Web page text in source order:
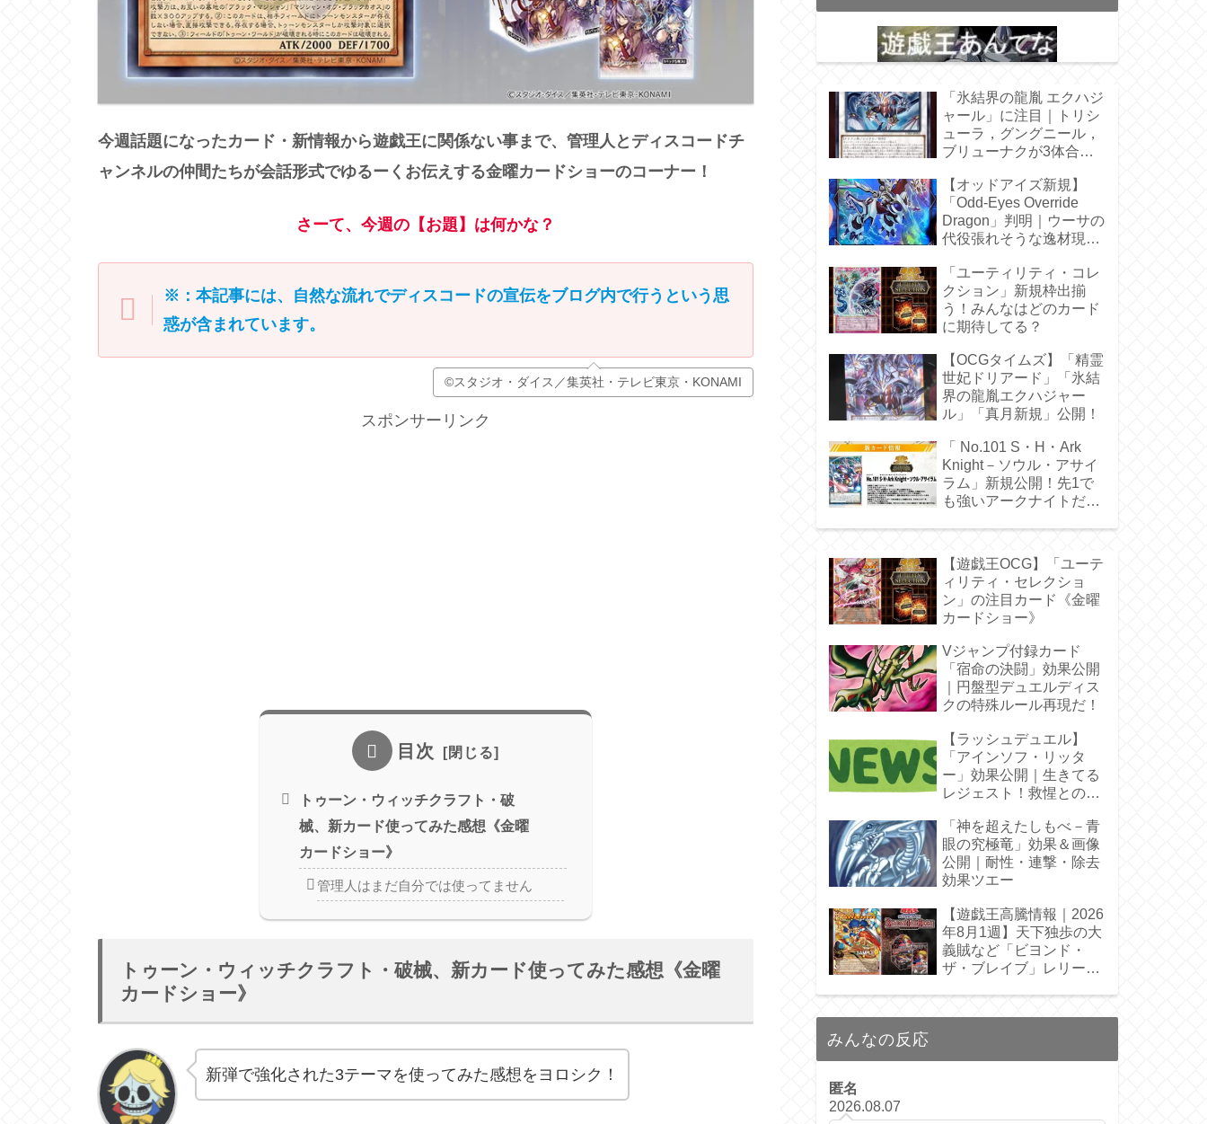
今週話題になったカード・新情報から遊戯王に関係ない事まで、管理人とディスコードチ
ャンネルの仲間たちが会話形式でゆるーくお伝えする金曜カードショーのコーナー！
さーて、今週の【お題】は何かな？
※：本記事には、自然な流れでディスコードの宣伝をブログ内で行うという思
惑が含まれています。
©スタジオ・ダイス／集英社・テレビ東京・KONAMI
スポンサーリンク
目次
トゥーン・ウィッチクラフト・破
械、新カード使ってみた感想《金曜
カードショー》
管理人はまだ自分では使ってません
トゥーン・ウィッチクラフト・破械、新カード使ってみた感想《金曜
カードショー》
新弾で強化された3テーマを使ってみた感想をヨロシク！
「氷結界の龍胤 エクハジ
ャール」に注目｜トリシ
ューラ，グングニール，
ブリューナクが3体合
【オッドアイズ新規】
「Odd-Eyes Override
Dragon」判明｜ウーサの
代役張れそうな逸材現
「ユーティリティ・コレ
クション」新規枠出揃
う！みんなはどのカード
に期待してる？
【OCGタイムズ】「精霊
世妃ドリアード」「氷結
界の龍胤エクハジャー
ル」「真月新規」公開！
「 No.101 S・H・Ark
Knight－ソウル・アサイ
ラム」新規公開！先1で
も強いアークナイトだ
【遊戯王OCG】「ユーテ
ィリティ・セレクショ
ン」の注目カード《金曜
カードショー》
Vジャンプ付録カード
「宿命の決闘」効果公開
｜円盤型デュエルディス
クの特殊ルール再現だ！
【ラッシュデュエル】
「アインソフ・リッタ
ー」効果公開｜生きてる
レジェスト！救惺との相
「神を超えたしもべ－青
眼の究極竜」効果＆画像
公開｜耐性・連撃・除去
効果ツエー
【遊戯王高騰情報｜2026
年8月1週】天下独歩の大
義賊など「ビヨンド・
ザ・ブレイブ」レリーフ
みんなの反応
匿名
2026.08.07